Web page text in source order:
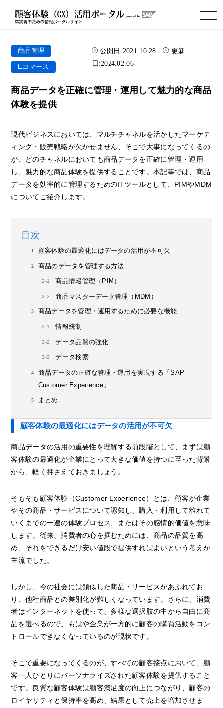
toggle navigation
商品管理
Eコマース
公開日:2021.10.28
更新
日:2024.02.06
商品データを正確に管理・運用して魅力的な商品
体験を提供
現代ビジネスにおいては、マルチチャネルを活かしたマーケテ
ィング・販売戦略が欠かせません、そこで大事になってくるの
が、どのチャネルにおいても商品データを正確に管理・運用
し、魅力的な商品体験を提供することです。本記事では、商品
データを効率的に管理するためのITツールとして、PIMやMDM
についてご紹介します。
目次
顧客体験の最適化にはデータの活用が不可欠
商品のデータを管理する方法
商品情報管理（PIM）
商品マスターデータ管理（MDM）
商品データを管理・運用するために必要な機能
情報統制
データ品質の強化
データ検索
商品データの正確な管理・運用を実現する「SAP
Customer Experience」
まとめ
顧客体験の最適化にはデータの活用が不可欠
商品データの活用の重要性を理解する前段階として、まずは顧
客体験の最適化が企業にとって大きな価値を持つに至った背景
から、軽く押さえておきましょう。
そもそも顧客体験（Customer Experience）とは、顧客が企業
やその商品・サービスについて認知し、購入・利用して離れて
いくまでの一連の体験プロセス、またはその感情的価値を意味
します。従来、消費者の心を掴むためには、商品の品質を高
め、それをできるだけ安い値段で提供すればよいという考えが
主流でした。
しかし、今の社会には類似した商品・サービスがあふれてお
り、他社商品との差別化が難しくなっています。さらに、消費
者はインターネットを使って、多様な選択肢の中から自由に商
品を選べるので、もはや企業が一方的に顧客の購買活動をコン
トロールできなくなっているのが現状です。
そこで重要になってくるのが、すべての顧客接点において、顧
客一人ひとりにパーソナライズされた顧客体験を提供すること
です。良質な顧客体験は顧客満足度の向上につながり、顧客の
ロイヤリティと保持率を高め、結果として売上を増加させま